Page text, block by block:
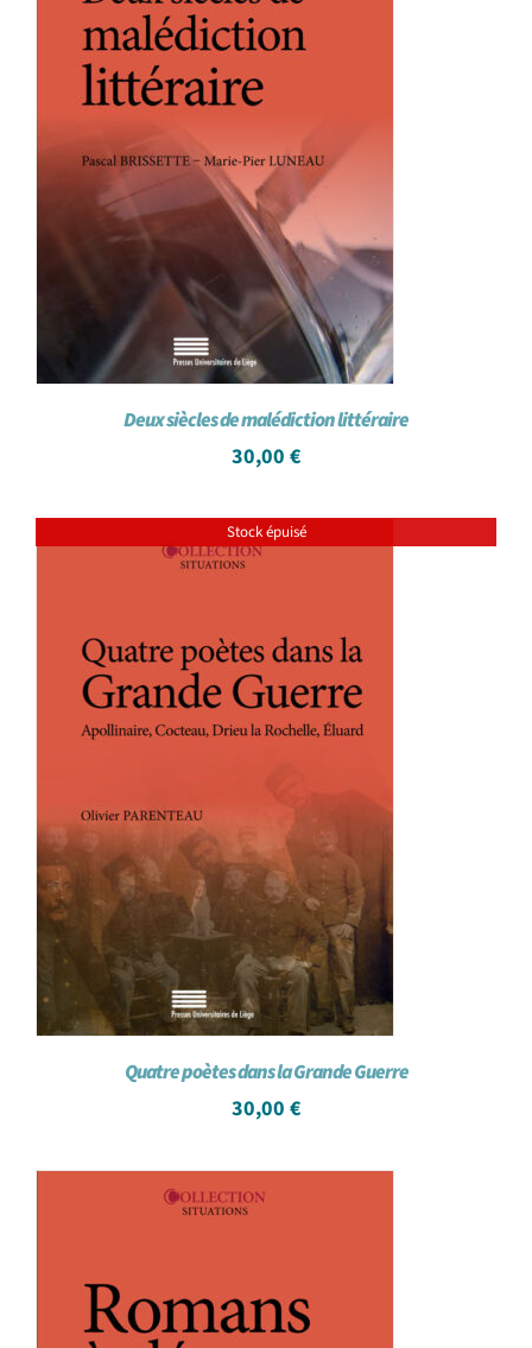
Deux siècles de malédiction littéraire
30,00 €
Stock épuisé
Quatre poètes dans la Grande Guerre
30,00 €